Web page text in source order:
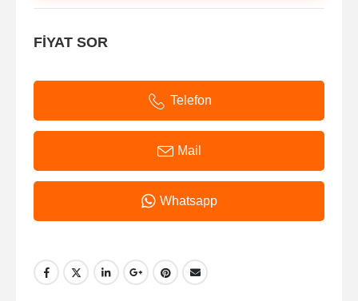
FİYAT SOR
Telefon
Mail
Whatsapp